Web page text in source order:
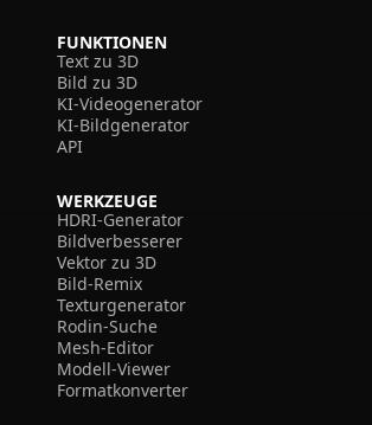
FUNKTIONEN
Text zu 3D
Bild zu 3D
KI-Videogenerator
KI-Bildgenerator
API
WERKZEUGE
HDRI-Generator
Bildverbesserer
Vektor zu 3D
Bild-Remix
Texturgenerator
Rodin-Suche
Mesh-Editor
Modell-Viewer
Formatkonverter